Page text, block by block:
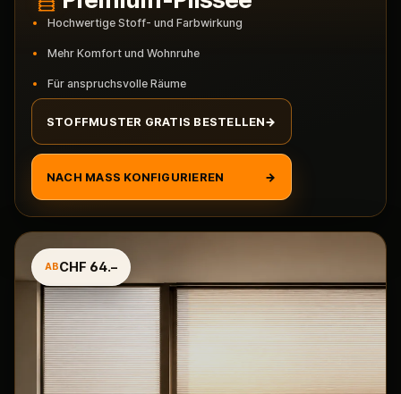
Hochwertige Stoff- und Farbwirkung
Mehr Komfort und Wohnruhe
Für anspruchsvolle Räume
STOFFMUSTER GRATIS BESTELLEN→
NACH MASS KONFIGURIEREN →
ABCHF 64.–